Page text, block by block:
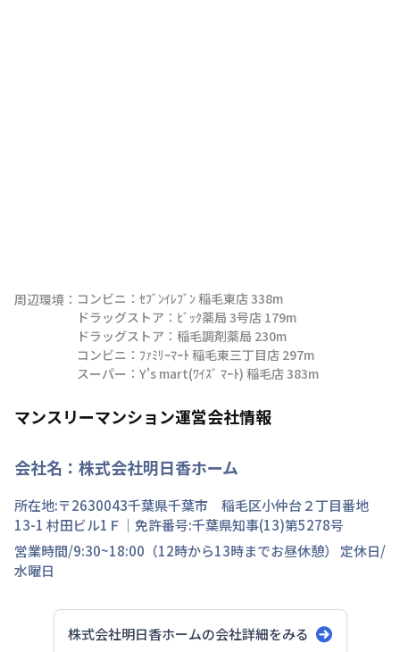
周辺環境： コンビニ：ｾﾌﾞﾝｲﾚﾌﾞﾝ 稲毛東店 338m
ドラッグストア：ﾋﾞｯｸ薬局 3号店 179m
ドラッグストア：稲毛調剤薬局 230m
コンビニ：ﾌｧﾐﾘｰﾏｰﾄ 稲毛東三丁目店 297m
スーパー：Y's mart(ﾜｲｽﾞ ﾏｰﾄ) 稲毛店 383m
マンスリーマンション運営会社情報
会社名： 株式会社明日香ホーム
所在地:〒2630043千葉県千葉市 稲毛区小仲台２丁目番地
13-1 村田ビル1Ｆ ｜免許番号:千葉県知事(13)第5278号
営業時間/9:30~18:00（12時から13時までお昼休憩）
定休日/
水曜日
株式会社明日香ホームの会社詳細をみる